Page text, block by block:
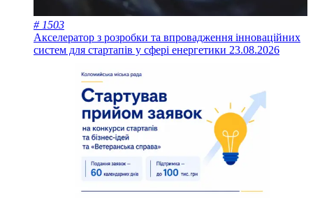
# 1503
Акселератор з розробки та впровадження інноваційних
систем для стартапів у сфері енергетики 23.08.2026